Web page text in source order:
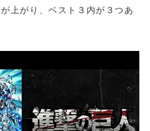
上がり、ベスト３内が３つあ